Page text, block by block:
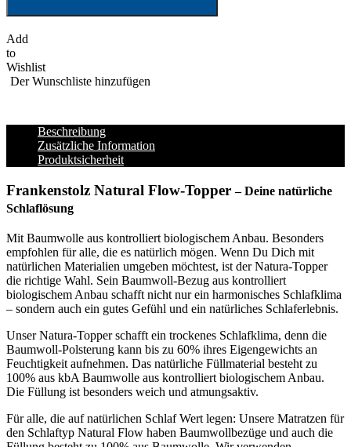
Add
to
Wishlist
Der Wunschliste hinzufügen
Beschreibung
Zusätzliche Information
Produktsicherheit
Frankenstolz Natural Flow-Topper–Deine natürliche
Schlaflösung
Mit Baumwolle aus kontrolliert biologischem Anbau. Besonders
empfohlen für alle, die es natürlich mögen. Wenn Du Dich mit
natürlichen Materialien umgeben möchtest, ist der Natura-Topper
die richtige Wahl. Sein Baumwoll-Bezug aus kontrolliert
biologischem Anbau schafft nicht nur ein harmonisches Schlafklima
– sondern auch ein gutes Gefühl und ein natürliches Schlaferlebnis.
Unser Natura-Topper schafft ein trockenes Schlafklima, denn die
Baumwoll-Polsterung kann bis zu 60% ihres Eigengewichts an
Feuchtigkeit aufnehmen. Das natürliche Füllmaterial besteht zu
100% aus kbA Baumwolle aus kontrolliert biologischem Anbau.
Die Füllung ist besonders weich und atmungsaktiv.
Für alle, die auf natürlichen Schlaf Wert legen: Unsere Matratzen für
den Schlaftyp Natural Flow haben Baumwollbezüge und auch die